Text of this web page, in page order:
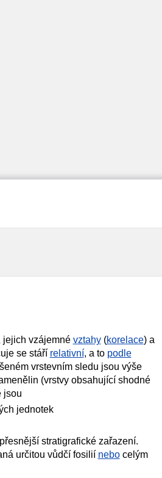
jejich vzájemné vztahy(korelace) a
se stáří relativní, a to podle
vrstevním sledu jsou výše
(vrstvy obsahující shodné
jsou
jednotek
stratigrafické zařazení.
určitou vůdčí fosilií nebocelým